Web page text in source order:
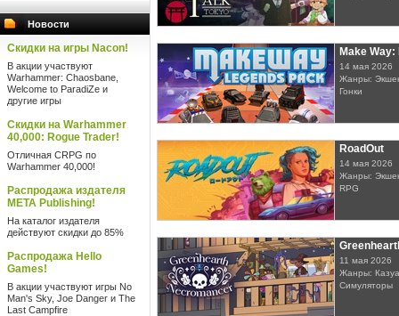
Новости
Скидки на игры Nacon!
В акции участвуют
Warhammer: Chaosbane,
Welcome to ParadiZe и
другие игры
Скидки на Warhammer
40,000: Rogue Trader!
Отличная CRPG по
Warhammer 40,000!
Распродажа издателя
META Publishing!
На каталог издателя
действуют скидки до 85%
Распродажа Hello
Games!
В акции участвуют игры No
Man's Sky, Joe Danger и The
Last Campfire
Make
14 мая 2026
Жанры:
Гонки
RoadOut
14 мая 2026
Жанры:
RPG
11 мая 2026
Жанры:
Симуляторы